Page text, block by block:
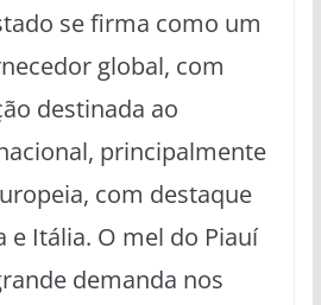
se firma como um
global, com
destinada ao
principalmente
com destaque
e Itália. O mel do Piauí
demanda nos